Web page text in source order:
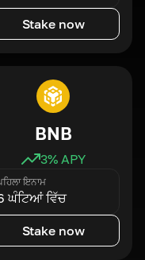
Stake now
BNB
3% APY
ਇਨਾਮ
ਘੰਟਿਆਂ ਵਿੱਚ
Stake now